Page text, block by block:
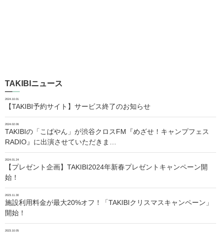
TAKIBIニュース
2024.10.01
【TAKIBI予約サイト】サービス終了のお知らせ
2024.02.06
TAKIBIの「こばやん」が渋谷クロスFM『めざせ！キャンプフェス
RADIO』に出演させていただきま…
2024.01.24
【プレゼント企画】TAKIBI2024年新春プレゼントキャンペーン開
始！
2023.11.30
施設利用料金が最大20%オフ！「TAKIBIクリスマスキャンペーン」
開始！
2023.10.05